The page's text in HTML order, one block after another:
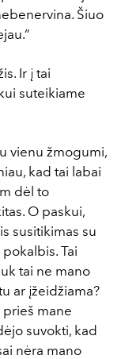
Šiuo
Ir į tai
suteikiame
vienu žmogumi,
kad tai labai
dėl to
O paskui,
susitikimas su
Tai
tai ne mano
ar įžeidžiama?
mane
suvokti, kad
nėra mano